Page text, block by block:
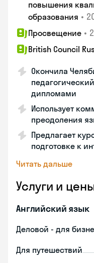
повышения
образования •
Просвещение •
British Council
Окончила
дипломами
Использует
преодоления
Предлагает
подготовке к
Читать дальше
Услуги и
Английский язык
Деловой - для
Для путешествий